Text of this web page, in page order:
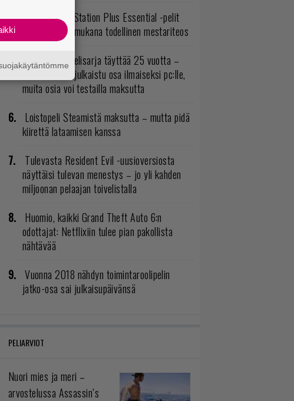
Elokuun PlayStation Plus Essential -pelit
ilmestyivät – mukana todellinen mestariteos
Rakastettu pelisarja täyttää 25 vuotta –
vuonna 2012 julkaistu osa ilmaiseksi pc:lle,
muita osia voi testailla maksutta
Loistopeli Steamistä maksutta – mutta pidä
kiirettä lataamisen kanssa
Tulevasta Resident Evil -uusioversiosta
näyttäisi tulevan menestys – jo yli kahden
miljoonan pelaajan toivelistalla
Huomio, kaikki Grand Theft Auto 6:n
odottajat: Netflixiin tulee pian pakollista
nähtävää
Vuonna 2018 nähdyn toimintaroolipelin
jatko-osa sai julkaisupäivänsä
PELIARVIOT
Nuori mies ja meri –
arvostelussa Assassin’s